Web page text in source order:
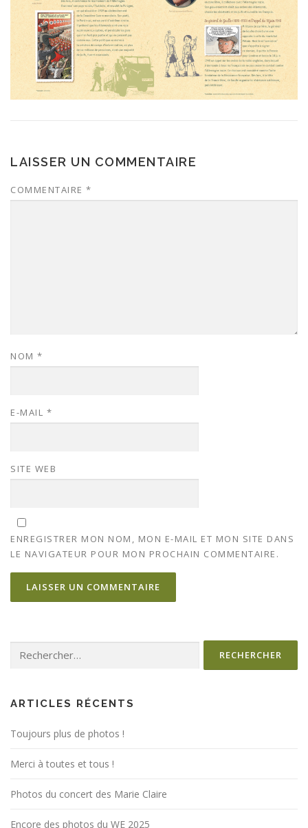
LAISSER UN COMMENTAIRE
COMMENTAIRE *
NOM *
E-MAIL *
SITE WEB
ENREGISTRER MON NOM, MON E-MAIL ET MON SITE DANS
LE NAVIGATEUR POUR MON PROCHAIN COMMENTAIRE.
ARTICLES RÉCENTS
Toujours plus de photos !
Merci à toutes et tous !
Photos du concert des Marie Claire
Encore des photos du WE 2025